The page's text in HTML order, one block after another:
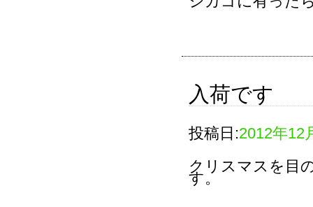
入荷です
投稿日:2012年12
クリスマスを目
す。